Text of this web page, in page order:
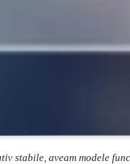
stabile, aveam modele